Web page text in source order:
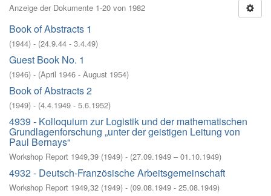
Anzeige der Dokumente 1-20 von 1982
Book of Abstracts 1
(1944) - (24.9.44 - 3.4.49)
Guest Book No. 1
(1946) - (April 1946 - August 1954)
Book of Abstracts 2
(1949) - (4.4.1949 - 5.6.1952)
4939 - Kolloquium zur Logistik und der mathematischen
Grundlagenforschung „unter der geistigen Leitung von
Paul Bernays“
Workshop Report 1949,39 (1949) - (27.09.1949 – 01.10.1949)
4932 - Deutsch-Französische Arbeitsgemeinschaft
Workshop Report 1949,32 (1949) - (09.08.1949 - 25.08.1949)